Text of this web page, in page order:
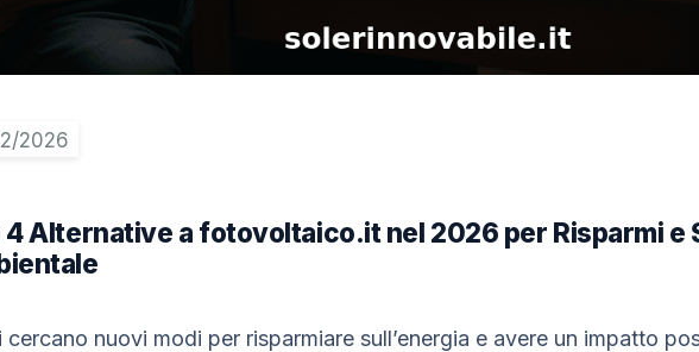
4 Alternative a fotovoltaico.it nel 2026 per Risparmi e
cercano nuovi modi per risparmiare sull’energia e avere un impatto